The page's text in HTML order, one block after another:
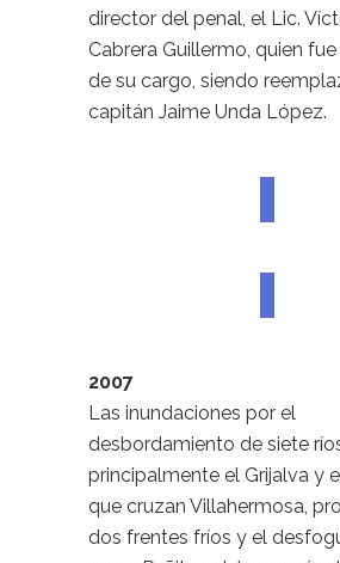
director del penal, el Lic.
Cabrera Guillermo, quien
de su cargo, siendo
capitán Jaime Unda López.
2007
Las inundaciones por el
desbordamiento de siete
principalmente el Grijalva y
que cruzan Villahermosa,
dos frentes fríos y el